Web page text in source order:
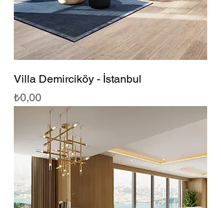
Villa Demirciköy - İstanbul
Fiyat
₺0,00